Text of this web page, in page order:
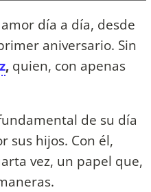
día a día, desde
aniversario. Sin
, quien, con apenas
de su día
sus hijos. Con él,
vez, un papel que,